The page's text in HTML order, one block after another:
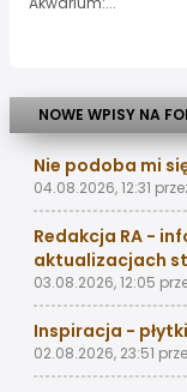
NOWE WPISY NA
Nie podoba mi
04.08.2026, 12:31
Redakcja RA -
aktualizacjach
03.08.2026, 12:05
Inspiracja -
02.08.2026, 23:51